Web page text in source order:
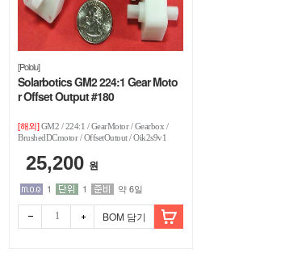
빼기 더하
[Pololu]
Solarbotics GM2 224:1 Gear Moto
r Offset Output #180
[해외]GM2 / 224:1 / GearMotor / Gearbox /
BrushedDCmotor / OffsetOutput / Qik2s9v1
25,200 원
1 1 약 6일
BOM 담기